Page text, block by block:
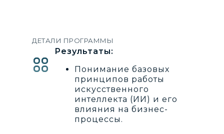
Результаты:
Понимание базовых
принципов работы
искусственного
интеллекта (ИИ) и его
влияния на бизнес-
процессы.
ДЕТАЛИ ПРОГРАММЫ